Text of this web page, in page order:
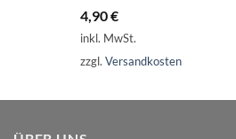
von 5
4,90€
inkl. MwSt.
zzgl. Versandkosten